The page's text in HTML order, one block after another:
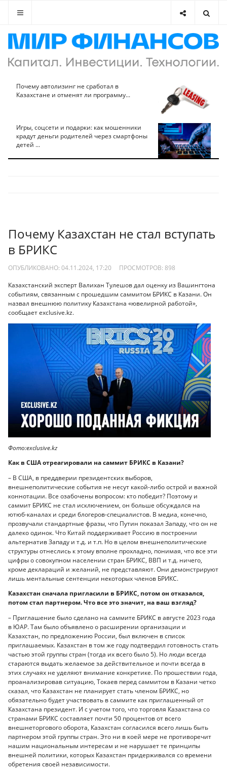
Почему автолизинг не сработал в
Казахстане и отменят ли программу...
Игры, соцсети и подарки: как мошенники
крадут деньги родителей через смартфоны
детей ...
Почему Казахстан не стал вступать
в БРИКС
ОПУБЛИКОВАНО: 04.11.2024, 17:20 ПРОСМОТРОВ: 898
Казахстанский эксперт Валихан Тулешов дал оценку из Вашингтона
событиям, связанным с прошедшим саммитом БРИКС в Казани. Он
назвал внешнюю политику Казахстана «ювелирной работой»,
сообщает exclusive.kz.
Фото:exclusive.kz
Как в США отреагировали на саммит БРИКС в Казани?
– В США, в преддверии президентских выборов,
внешнеполитические события не несут какой-либо острой и важной
коннотации. Все озабочены вопросом: кто победит? Поэтому и
саммит БРИКС не стал исключением, он больше обсуждался на
ютюб-каналах и среди блогеров-специалистов. В медиа, конечно,
прозвучали стандартные фразы, что Путин показал Западу, что он не
далеко одинок. Что Китай поддерживает Россию в построении
альтернатив Западу и т.д. и т.п. Но в целом внешнеполитические
структуры отнеслись к этому вполне прохладно, понимая, что все эти
цифры о совокупном населении стран БРИКС, ВВП и т.д. ничего,
кроме деклараций и желаний, не представляют. Они демонстрируют
лишь ментальные сентенции некоторых членов БРИКС.
Казахстан сначала пригласили в БРИКС, потом он отказался,
потом стал партнером. Что все это значит, на ваш взгляд?
– Приглашение было сделано на саммите БРИКС в августе 2023 года
в ЮАР. Там было объявлено о расширении организации и
Казахстан, по предложению России, был включен в список
приглашаемых. Казахстан в том же году подтвердил готовность стать
частью этой группы стран (тогда их всего было 5). Но люди всегда
стараются выдать желаемое за действительное и почти всегда в
этих случаях не уделяют внимание конкретике. По прошествии года,
проанализировав ситуацию, Токаев перед саммитом в Казани четко
сказал, что Казахстан не планирует стать членом БРИКС, но
обязательно будет участвовать в саммите как приглашенный от
Казахстана президент. И с учетом того, что торговля Казахстана со
странами БРИКС составляет почти 50 процентов от всего
внешнеторгового оборота, Казахстан согласился всего лишь быть
партнером этой группы стран. Это ни в коей мере не противоречит
нашим национальным интересам и не нарушает те принципы
внешней политики, которых Казахстан придерживался со времени
обретения своей независимости.